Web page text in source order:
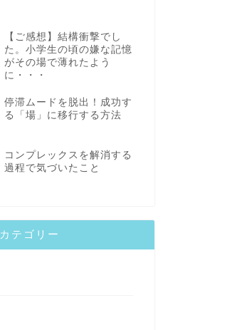
【ご感想】結構衝撃でし
た。小学生の頃の嫌な記憶
がその場で薄れたよう
に・・・
停滞ムードを脱出！成功す
る「場」に移行する方法
コンプレックスを解消する
過程で気づいたこと
カテゴリー